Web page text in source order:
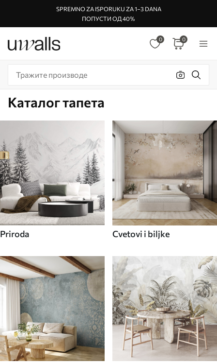
SPREMNO ZA ISPORUKU ZA 1–3 DANA
ПОПУСТИ ОД 40%
0 0
Каталог тапета
Priroda Cvetovi i biljke